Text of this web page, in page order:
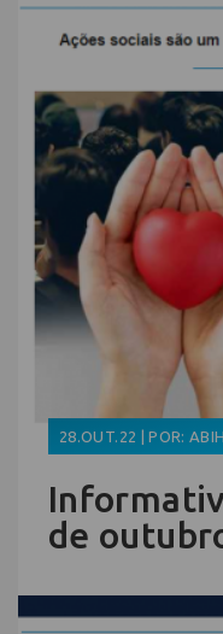
28.OUT.22 | POR:
de